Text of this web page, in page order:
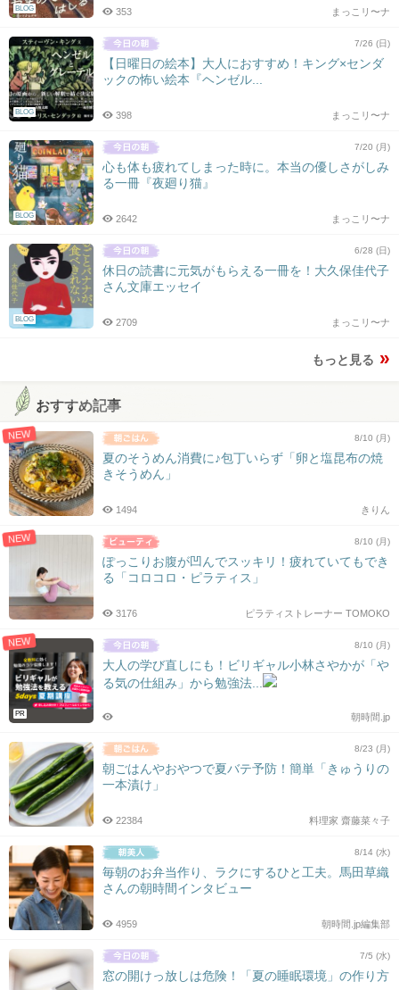
BLOG まっこリ〜ナ
353
BLOG
7/26 (日)
【日曜日の絵本】大人におすすめ！キング×センダ
ックの怖い絵本『ヘンゼル...
まっこリ〜ナ
398
BLOG
7/20 (月)
心も体も疲れてしまった時に。本当の優しさがしみ
る一冊『夜廻り猫』
まっこリ〜ナ
2642
BLOG
6/28 (日)
休日の読書に元気がもらえる一冊を！大久保佳代子
さん文庫エッセイ
まっこリ〜ナ
2709
もっと見る
おすすめ記事
NEW 8/10 (月)
夏のそうめん消費に♪包丁いらず「卵と塩昆布の焼
きそうめん」
きりん
1494
NEW 8/10 (月)
ぽっこりお腹が凹んでスッキリ！疲れていてもでき
る「コロコロ・ピラティス」
ピラティストレーナー TOMOKO
3176
NEW
PR
8/10 (月)
大人の学び直しにも！ビリギャル小林さやかが「や
る気の仕組み」から勉強法...
朝時間.jp
8/23 (月)
朝ごはんやおやつで夏バテ予防！簡単「きゅうりの
一本漬け」
料理家 齋藤菜々子
22384
8/14 (水)
毎朝のお弁当作り、ラクにするひと工夫。馬田草織
さんの朝時間インタビュー
朝時間.jp編集部
4959
7/5 (水)
窓の開けっ放しは危険！「夏の睡眠環境」の作り方